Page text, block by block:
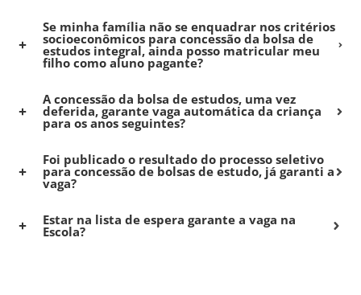
Se minha família não se enquadrar nos critérios
socioeconômicos para concessão da bolsa de
estudos integral, ainda posso matricular meu
filho como aluno pagante?
A concessão da bolsa de estudos, uma vez
deferida, garante vaga automática da criança
para os anos seguintes?
Foi publicado o resultado do processo seletivo
para concessão de bolsas de estudo, já garanti a
vaga?
Estar na lista de espera garante a vaga na
Escola?